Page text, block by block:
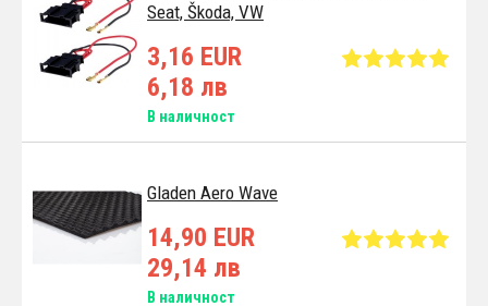
Seat, Škoda, VW
3,16 EUR
6,18 лв
В наличност
Gladen Aero Wave
14,90 EUR
29,14 лв
В наличност